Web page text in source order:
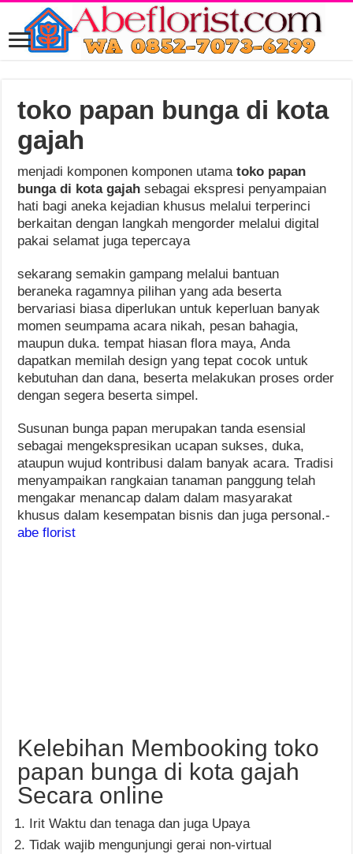
toko papan bunga di kota
gajah
menjadi komponen komponen utamatoko papan
bunga di kota gajahsebagai ekspresi penyampaian
hati bagi aneka kejadian khusus melalui terperinci
berkaitan dengan langkah mengorder melalui digital
pakai selamat juga tepercaya
sekarang semakin gampang melalui bantuan
beraneka ragamnya pilihan yang ada beserta
bervariasi biasa diperlukan untuk keperluan banyak
momen seumpama acara nikah, pesan bahagia,
maupun duka. tempat hiasan flora maya, Anda
dapatkan memilah design yang tepat cocok untuk
kebutuhan dan dana, beserta melakukan proses order
dengan segera beserta simpel.
Susunan bunga papan merupakan tanda esensial
sebagai mengekspresikan ucapan sukses, duka,
ataupun wujud kontribusi dalam banyak acara. Tradisi
menyampaikan rangkaian tanaman panggung telah
mengakar menancap dalam dalam masyarakat
khusus dalam kesempatan bisnis dan juga personal.-
abe florist
Kelebihan Membooking toko
papan bunga di kota gajah
Secara online
Irit Waktu dan tenaga dan juga Upaya
Tidak wajib mengunjungi gerai non-virtual